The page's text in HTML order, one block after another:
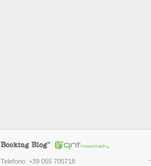
Telefono: +39 055 705718
-